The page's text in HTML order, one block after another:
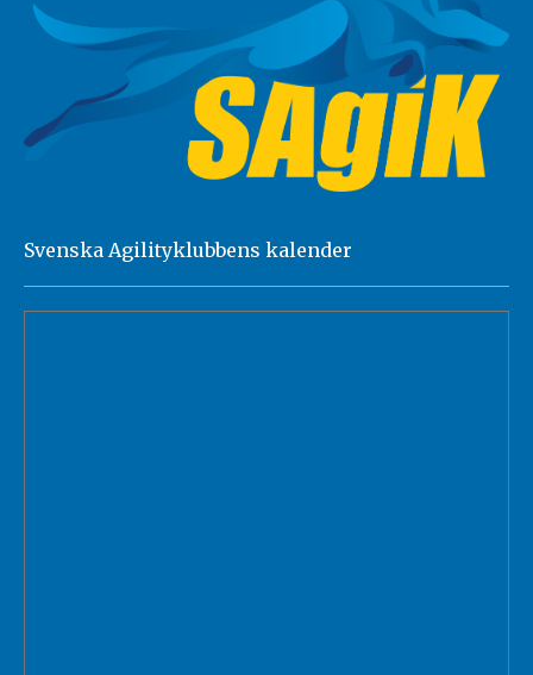
Svenska Agilityklubbens kalender